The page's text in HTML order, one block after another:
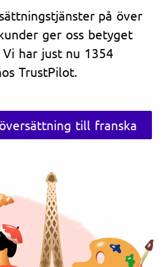
på över
ger oss betyget
har just nu 1354
TrustPilot.
till franska